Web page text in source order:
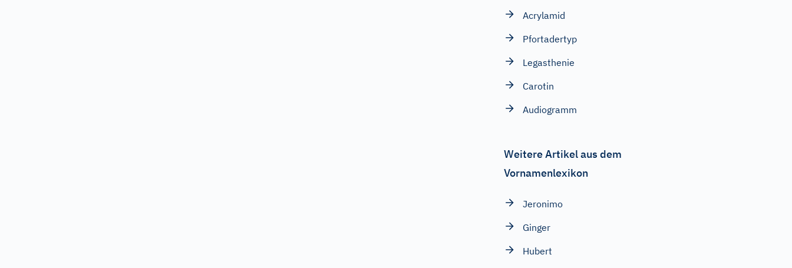
Acrylamid
Pfortadertyp
Legasthenie
Carotin
Audiogramm
Weitere Artikel aus dem
Vornamenlexikon
Jeronimo
Ginger
Hubert